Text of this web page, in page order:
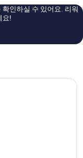
요,
이
인하실 수 있어요. 리워
요!